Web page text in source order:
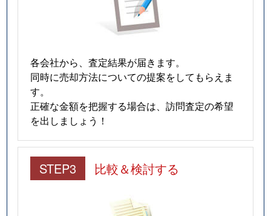
各会社から、査定結果が届きます。
同時に売却方法についての提案をしてもらえま
す。
正確な金額を把握する場合は、訪問査定の希望
を出しましょう！
STEP3 比較＆検討する